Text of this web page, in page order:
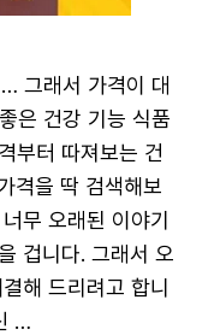
그래서 가격이 대
은 건강 기능 식품
부터 따져보는 건
격을 딱 검색해보
무 오래된 이야기
겁니다. 그래서 오
해 드리려고 합니
…